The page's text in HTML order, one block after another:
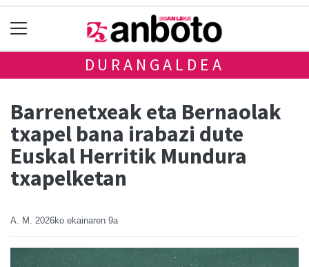
DURANGALDEA
Barrenetxeak eta Bernaolak
txapel bana irabazi dute
Euskal Herritik Mundura
txapelketan
A. M. 2026ko ekainaren 9a